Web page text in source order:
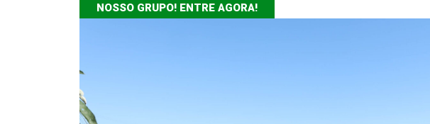
NOSSO GRUPO! ENTRE AGORA!